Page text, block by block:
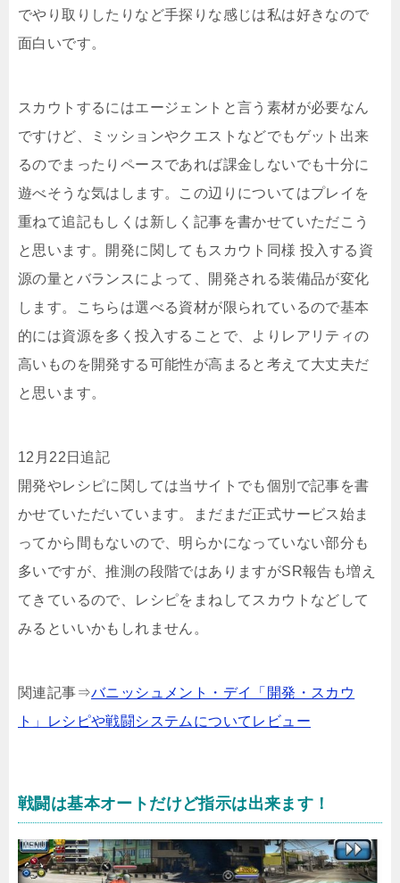
でやり取りしたりなど手探りな感じは私は好きなので
面白いです。
スカウトするにはエージェントと言う素材が必要なん
ですけど、ミッションやクエストなどでもゲット出来
るのでまったりペースであれば課金しないでも十分に
遊べそうな気はします。この辺りについてはプレイを
重ねて追記もしくは新しく記事を書かせていただこう
と思います。開発に関してもスカウト同様 投入する資
源の量とバランスによって、開発される装備品が変化
します。こちらは選べる資材が限られているので基本
的には資源を多く投入することで、よりレアリティの
高いものを開発する可能性が高まると考えて大丈夫だ
と思います。
12月22日追記
開発やレシピに関しては当サイトでも個別で記事を書
かせていただいています。まだまだ正式サービス始ま
ってから間もないので、明らかになっていない部分も
多いですが、推測の段階ではありますがSR報告も増え
てきているので、レシピをまねしてスカウトなどして
みるといいかもしれません。
関連記事⇒バニッシュメント・デイ「開発・スカウ
ト」レシピや戦闘システムについてレビュー
戦闘は基本オートだけど指示は出来ます！